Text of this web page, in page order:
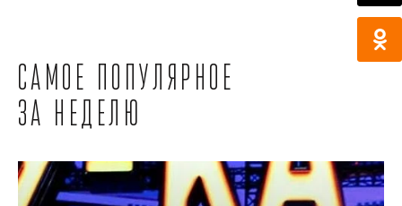
Самое популярное
за неделю